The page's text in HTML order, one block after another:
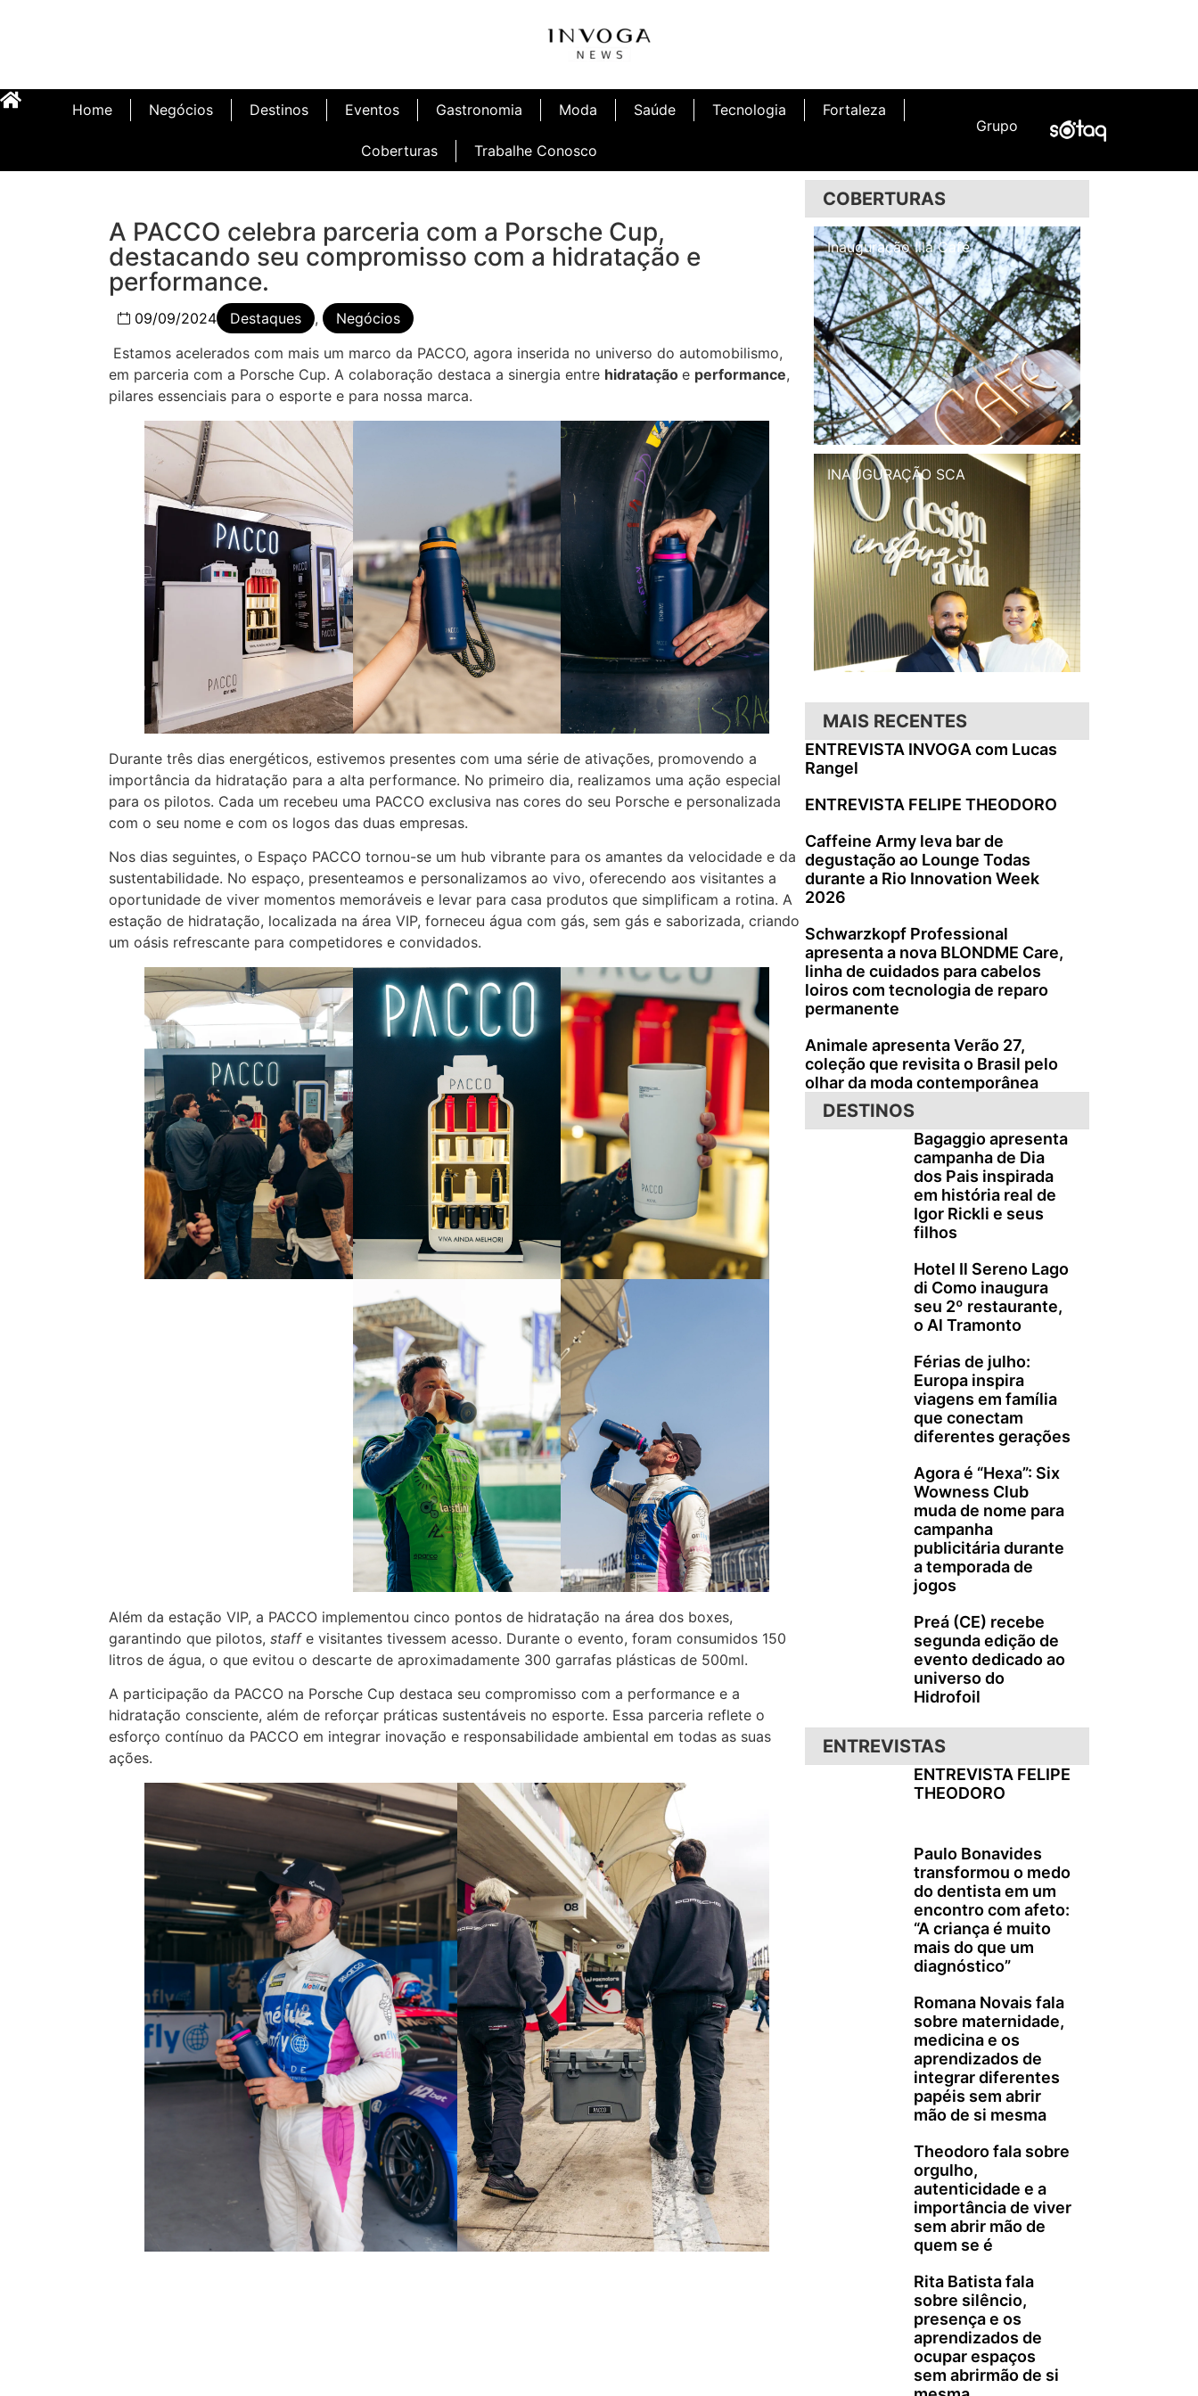
Home Negócios Destinos Eventos Gastronomia Moda Saúde Tecnologia Fortaleza
Coberturas Trabalhe Conosco
Grupo
A PACCO celebra parceria com a Porsche Cup,
destacando seu compromisso com a hidratação e
performance.
09/09/2024 Destaques ,
Negócios
Estamos acelerados com mais um marco da PACCO, agora inserida no universo do automobilismo,
em parceria com a Porsche Cup. A colaboração destaca a sinergia entre hidratação e performance,
pilares essenciais para o esporte e para nossa marca.
Durante três dias energéticos, estivemos presentes com uma série de ativações, promovendo a
importância da hidratação para a alta performance. No primeiro dia, realizamos uma ação especial
para os pilotos. Cada um recebeu uma PACCO exclusiva nas cores do seu Porsche e personalizada
com o seu nome e com os logos das duas empresas.
Nos dias seguintes, o Espaço PACCO tornou-se um hub vibrante para os amantes da velocidade e da
sustentabilidade. No espaço, presenteamos e personalizamos ao vivo, oferecendo aos visitantes a
oportunidade de viver momentos memoráveis e levar para casa produtos que simplificam a rotina. A
estação de hidratação, localizada na área VIP, forneceu água com gás, sem gás e saborizada, criando
um oásis refrescante para competidores e convidados.
Além da estação VIP, a PACCO implementou cinco pontos de hidratação na área dos boxes,
garantindo que pilotos, staff e visitantes tivessem acesso. Durante o evento, foram consumidos 150
litros de água, o que evitou o descarte de aproximadamente 300 garrafas plásticas de 500ml.
A participação da PACCO na Porsche Cup destaca seu compromisso com a performance e a
hidratação consciente, além de reforçar práticas sustentáveis no esporte. Essa parceria reflete o
esforço contínuo da PACCO em integrar inovação e responsabilidade ambiental em todas as suas
ações.
COBERTURAS
Inauguração Illa Café Inauguração Ninetto Fortaleza Inauguração Illa Café
INAUGURAÇÃO SCA
MAIS RECENTES
ENTREVISTA INVOGA com Lucas
Rangel
ENTREVISTA FELIPE THEODORO
Caffeine Army leva bar de
degustação ao Lounge Todas
durante a Rio Innovation Week
2026
Schwarzkopf Professional
apresenta a nova BLONDME Care,
linha de cuidados para cabelos
loiros com tecnologia de reparo
permanente
Animale apresenta Verão 27,
coleção que revisita o Brasil pelo
olhar da moda contemporânea
DESTINOS
Bagaggio apresenta
campanha de Dia
dos Pais inspirada
em história real de
Igor Rickli e seus
filhos
Hotel Il Sereno Lago
di Como inaugura
seu 2º restaurante,
o Al Tramonto
Férias de julho:
Europa inspira
viagens em família
que conectam
diferentes gerações
Agora é “Hexa”: Six
Wowness Club
muda de nome para
campanha
publicitária durante
a temporada de
jogos
Preá (CE) recebe
segunda edição de
evento dedicado ao
universo do
Hidrofoil
ENTREVISTAS
ENTREVISTA FELIPE
THEODORO
Paulo Bonavides
transformou o medo
do dentista em um
encontro com afeto:
“A criança é muito
mais do que um
diagnóstico”
Romana Novais fala
sobre maternidade,
medicina e os
aprendizados de
integrar diferentes
papéis sem abrir
mão de si mesma
Theodoro fala sobre
orgulho,
autenticidade e a
importância de viver
sem abrir mão de
quem se é
Rita Batista fala
sobre silêncio,
presença e os
aprendizados de
ocupar espaços
sem abrirmão de si